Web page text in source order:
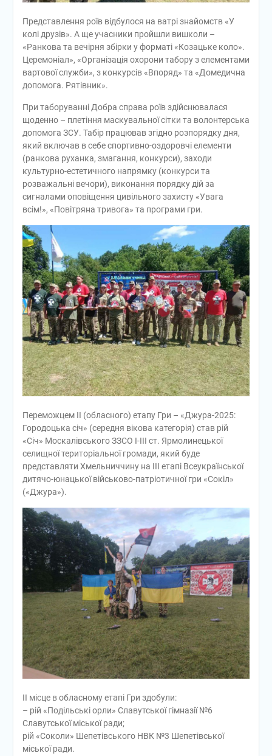
Представлення роїв відбулося на ватрі знайомств «У
колі друзів». А ще учасники пройшли вишколи –
«Ранкова та вечірня збірки у форматі «Козацьке коло».
Церемоніал», «Організація охорони табору з елементами
вартової служби», з конкурсів «Впоряд» та «Домедична
допомога. Рятівник».
При таборуванні Добра справа роїв здійснювалася
щоденно – плетіння маскувальної сітки та волонтерська
допомога ЗСУ. Табір працював згідно розпорядку дня,
який включав в себе спортивно-оздоровчі елементи
(ранкова руханка, змагання, конкурси), заходи
культурно-естетичного напрямку (конкурси та
розважальні вечори), виконання порядку дій за
сигналами оповіщення цивільного захисту «Увага
всім!», «Повітряна тривога» та програми гри.
Переможцем ІІ (обласного) етапу Гри – «Джура-2025:
Городоцька січ» (середня вікова категорія) став рій
«Січ» Москалівського ЗЗСО І-ІІІ ст. Ярмолинецької
селищної територіальної громади, який буде
представляти Хмельниччину на ІІІ етапі Всеукраїнської
дитячо-юнацької військово-патріотичної гри «Сокіл»
(«Джура»).
ІІ місце в обласному етапі Гри здобули:
– рій «Подільські орли» Славутської гімназії №6
Славутської міської ради;
рій «Соколи» Шепетівського НВК №3 Шепетівської
міської ради.